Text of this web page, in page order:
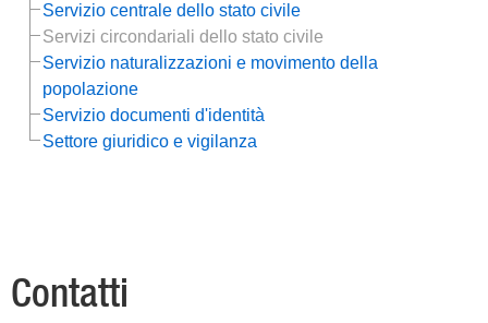
Servizio centrale dello stato civile
Servizi circondariali dello stato civile
Servizio naturalizzazioni e movimento della
popolazione
Servizio documenti d'identità
Settore giuridico e vigilanza
Contatti